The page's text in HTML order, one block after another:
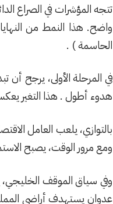
تتجه المؤشرات في الصراع
واضح. هذا النمط من
الحاسمة ) .
في المرحلة الأولى، يرجح
هدوء أطول . هذا التغير
بالتوازي، يلعب العامل
ومع مرور الوقت، يصبح
وفي سياق الموقف
عدوان يستهدف أراضي